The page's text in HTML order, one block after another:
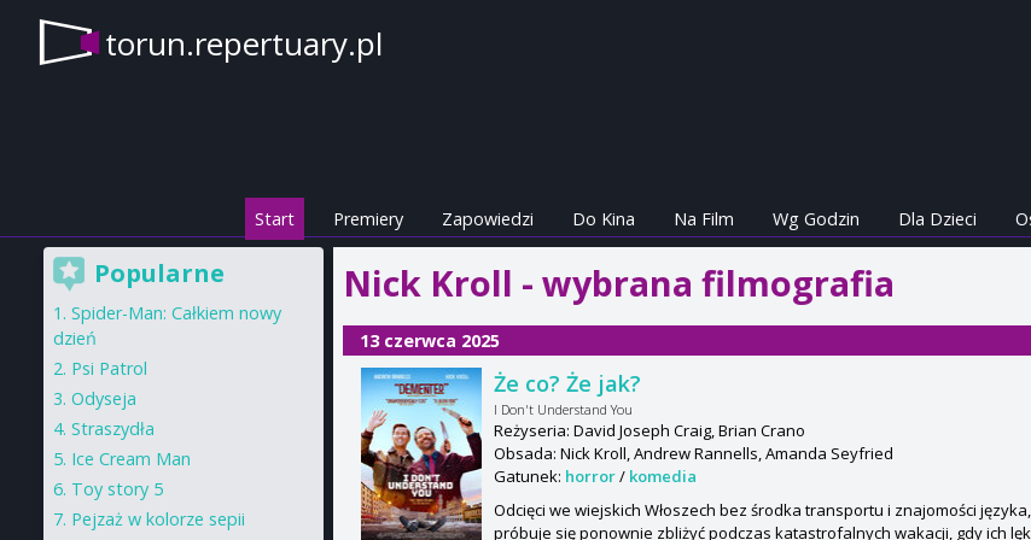
torun.repertuary.pl
Start Premiery Zapowiedzi Do Kina Na Film Wg Godzin Dla Dzieci
Nick Kroll - wybrana filmografia
13 czerwca 2025
Że co? Że jak?
I Don't Understand You
Reżyseria: David Joseph Craig, Brian Crano
Obsada: Nick Kroll, Andrew Rannells, Amanda Seyfried
Gatunek: horror/ komedia
Odcięci we wiejskich Włoszech bez środka transportu i znajomości
próbuje się ponownie zbliżyć podczas katastrofalnych wakacji, gdy ich
Popularne
Spider-Man: Całkiem nowy
dzień
Psi Patrol
Odyseja
Straszydła
Ice Cream Man
Toy story 5
Pejzaż w kolorze sepii